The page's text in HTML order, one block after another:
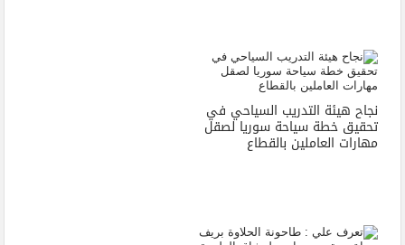
نجاح هيئة التدريب السياحي في
تحقيق خطة سياحة سوريا لصقل
مهارات العاملين بالقطاع